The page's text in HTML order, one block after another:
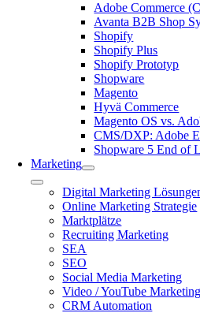
Adobe Commerce
Avanta B2B Shop
Shopify
Shopify Plus
Shopify Prototyp
Shopware
Magento
Hyvä Commerce
Magento OS vs.
CMS/DXP: Adobe
Shopware 5 End of
Marketing
Toggle
Navigation
Digital Marketing
Online Marketing Strategie
Marktplätze
Recruiting Marketing
SEA
SEO
Social Media Marketing
Video / YouTube Marketing
CRM Automation